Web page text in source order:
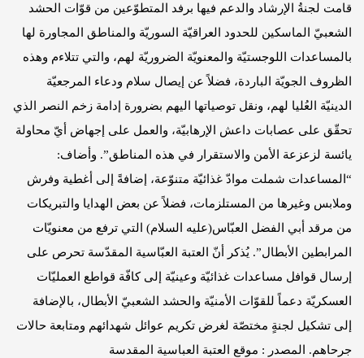
قامت لجنةُ الإرشاد والدعم فيها برفد المتطوّعين من قوّات الحشد
الشعبيّ الماسكين للحدود العراقيّة السوريّة والمناطق المجاورة لها
بالمساعدات اللوجستيّة والمعنويّة الضروريّة لهم، والتي تتلاءم وهذه
الظروف الجويّة الباردة، فضلاً عن إيصال سلام ودعاء المرجعيّة
الدينيّة العُليا لهم، ونقل توصياتها اليهم بضرورة إدامة زخم النصر الذي
تحقّق على عصابات داعش الإرهابيّة، والعمل على إجهاض أيّ محاولة
يائسة لزعزعة الأمن والاستقرار في هذه المناطق”. وأضاف:
“المساعدات شملت موادّ غذائيّة متنوّعة، إضافةً إلى أغطية وفرش
وملابس وغيرها من المستلزمات، فضلاً عن بعض الهدايا والتبريكات
من مرقد أبي الفضل العبّاس(عليه السلام) التي ترفع من معنويّات
المرابطين الأبطال”. يُذكر أنّ العتبة العبّاسية المقدّسة تحرص على
إرسال قوافل مساعدات غذائيّة وعينيّة إلى كافّة قواطع العمليّات
العسكريّة دعماً للقوّات الأمنيّة والحشد الشعبيّ الأبطال، بالإضافة
إلى تشكيل لجنةٍ مختصّة لغرض تكريم عوائل شهدائهم ومتابعة حالات
جرحاهم. المصدر : موقع العتبة العباسية المقدسة